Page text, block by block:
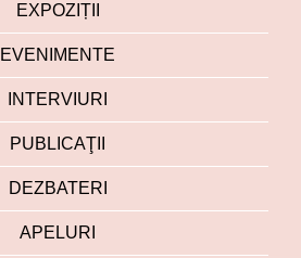
EXPOZIȚII
EVENIMENTE
INTERVIURI
PUBLICAŢII
DEZBATERI
APELURI